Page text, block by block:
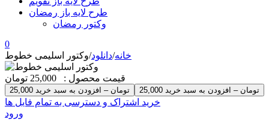
طرح لایه باز رمضان
وکتور رمضان
0
خانه/دانلود/وکتور اسلیمی خطوط
قیمت محصول : 25,000 تومان
25,000 تومان – افزودن به سبد خرید
خرید اشتراک و دسترسی به تمام فایل ها
ورود